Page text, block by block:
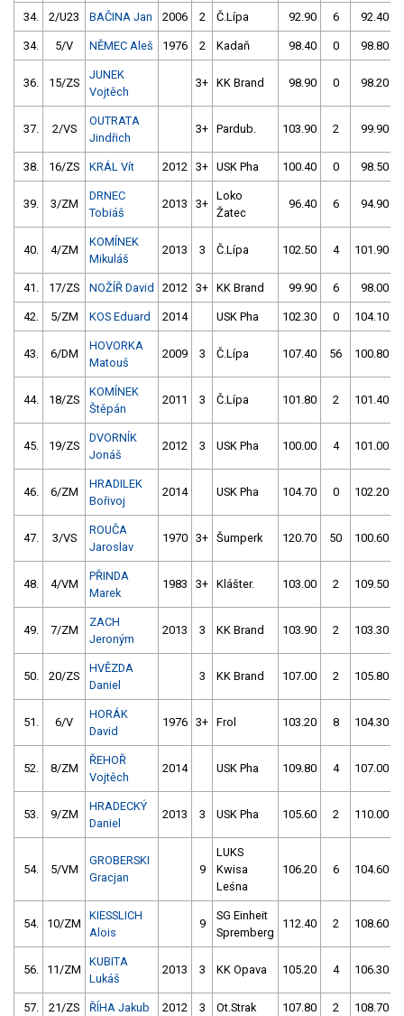
34. 2/U23 BAČINA Jan 2006 2 Č.Lípa 92.90 6 92.40
34. 5/V NĚMEC Aleš 1976 2 Kadaň 98.40 0 98.80
36. 15/ZS
JUNEK
Vojtěch
3+ KK Brand 98.90 0 98.20
37. 2/VS
OUTRATA
Jindřich
3+ Pardub. 103.90 2 99.90
38. 16/ZS KRÁL Vít 2012 3+ USK Pha 100.40 0 98.50
39. 3/ZM
DRNEC
Tobiáš
2013 3+
Loko
Žatec
96.40 6 94.90
40. 4/ZM
KOMÍNEK
Mikuláš
2013 3 Č.Lípa 102.50 4 101.90
41. 17/ZS NOŽÍŘ David 2012 3+ KK Brand 99.90 6 98.00
42. 5/ZM KOS Eduard 2014 USK Pha 102.30 0 104.10
43. 6/DM
HOVORKA
Matouš
2009 3 Č.Lípa 107.40 56 100.80
44. 18/ZS
KOMÍNEK
Štěpán
2011 3 Č.Lípa 101.80 2 101.40
45. 19/ZS
DVORNÍK
Jonáš
2012 3 USK Pha 100.00 4 101.00
46. 6/ZM
HRADILEK
Bořivoj
2014 USK Pha 104.70 0 102.20
47. 3/VS
ROUČA
Jaroslav
1970 3+ Šumperk 120.70 50 100.60
48. 4/VM
PŘINDA
Marek
1983 3+ Klášter. 103.00 2 109.50
49. 7/ZM
ZACH
Jeroným
2013 3 KK Brand 103.90 2 103.30
50. 20/ZS
HVĚZDA
Daniel
3 KK Brand 107.00 2 105.80
51. 6/V
HORÁK
David
1976 3+ Frol 103.20 8 104.30
52. 8/ZM
ŘEHOŘ
Vojtěch
2014 USK Pha 109.80 4 107.00
53. 9/ZM
HRADECKÝ
Daniel
2013 3 USK Pha 105.60 2 110.00
54. 5/VM
GROBERSKI
Gracjan
9
LUKS
Kwisa
Leśna
106.20 6 104.60
54. 10/ZM
KIESSLICH
Alois
9
SG Einheit
Spremberg
112.40 2 108.60
56. 11/ZM
KUBITA
Lukáš
2013 3 KK Opava 105.20 4 106.30
57. 21/ZS ŘÍHA Jakub 2012 3 Ot.Strak 107.80 2 108.70